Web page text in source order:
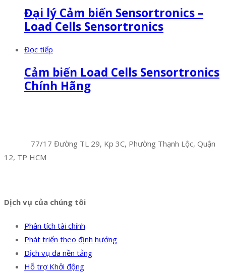
Đại lý Cảm biến Sensortronics –
Load Cells Sensortronics
Đọc tiếp
Cảm biến Load Cells Sensortronics
Chính Hãng
77/17 Đường TL 29, Kp 3C, Phường Thạnh Lộc, Quận
12, TP HCM
Dịch vụ của chúng tôi
Phân tích tài chính
Phát triển theo định hướng
Dịch vụ đa nền tảng
Hỗ trợ Khởi động